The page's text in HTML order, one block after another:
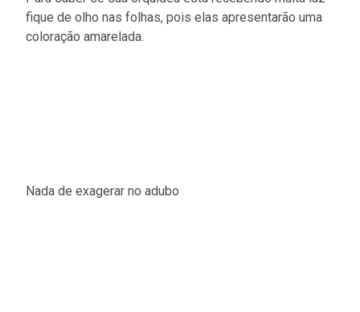
fique de olho nas folhas, pois elas apresentarão uma
coloração amarelada.
Nada de exagerar no adubo